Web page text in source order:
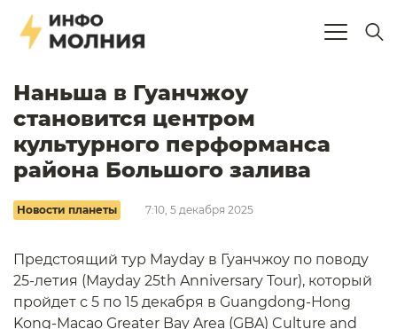
Наньша в Гуанчжоу
становится центром
культурного перформанса
района Большого залива
Новости планеты 7:10, 5 декабря 2025
Предстоящий тур Mayday в Гуанчжоу по поводу
25-летия (Mayday 25th Anniversary Tour), который
пройдет с 5 по 15 декабря в Guangdong-Hong
Kong-Macao Greater Bay Area (GBA) Culture and